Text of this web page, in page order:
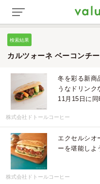
検索結果
カルツォーネ ベーコンチ
冬を彩る新
うなドリン
11月15日に同
株式会社ドトールコーヒー
エクセルシオ
ーを堪能しよ
株式会社ドトールコーヒー